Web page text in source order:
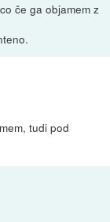
če ga objamem z
tudi pod